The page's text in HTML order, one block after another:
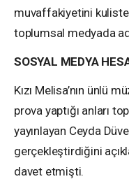
muvaffakiyetini
toplumsal medyada
SOSYAL MEDYA
Kızı Melisa’nın ünlü
prova yaptığı anları
yayınlayan Ceyda
gerçekleştirdiğini
davet etmişti.